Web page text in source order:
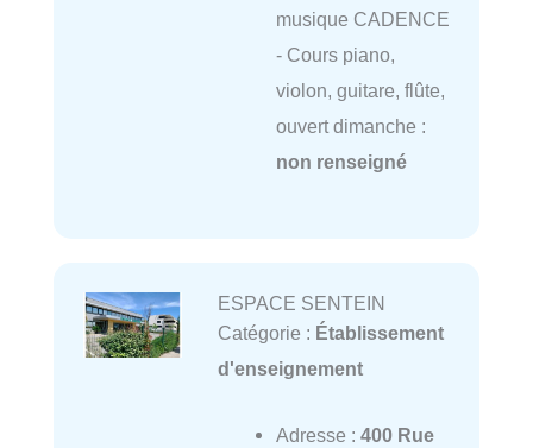
musique CADENCE
- Cours piano,
violon, guitare, flûte,
ouvert dimanche :
non renseigné
ESPACE SENTEIN
Catégorie : Établissement
d'enseignement
Adresse : 400 Rue